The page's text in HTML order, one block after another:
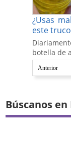
¿Usas
este
botella de
Anterior
Búscanos